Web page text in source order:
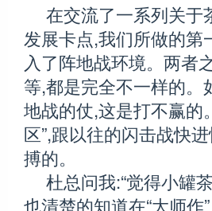
在交流了一系列关于
发展卡点,我们所做的
入了阵地战环境。两者
等,都是完全不一样的
地战的仗,这是打不赢的
区”,跟以往的闪击战快
搏的。
杜总问我:“觉得小罐
也清楚的知道在“大师